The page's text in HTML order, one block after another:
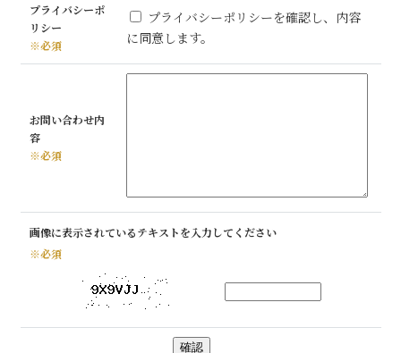
プライバシーポ
リシー
※必須
プライバシーポリシーを確認し、内容
に同意します。
お問い合わせ内
容
※必須
画像に表示されているテキストを入力してください
※必須